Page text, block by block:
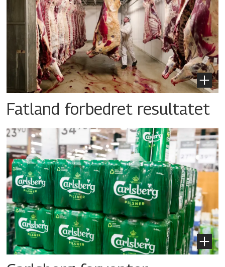
Fatland forbedret resultatet